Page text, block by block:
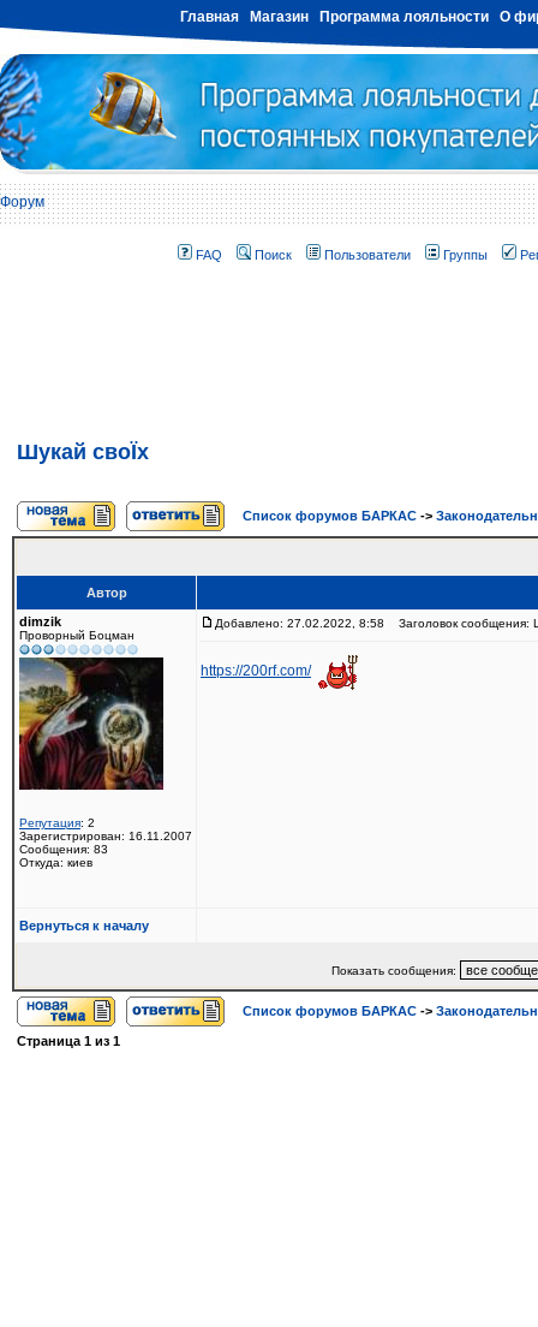
Главная Магазин Программа лояльности О
Форум
FAQ Поиск Пользователи Группы
Шукай своЇх
Список форумов БАРКАС ->
Автор
dimzik
Проворный Боцман
Репутация: 2
Зарегистрирован: 16.11.2007
Сообщения: 83
Откуда: киев
Добавлено: 27.02.2022, 8:58 Заголовок сообщения:
https://200rf.com/
Вернуться к началу
Показать сообщения:
Список форумов БАРКАС ->
Страница 1 из 1